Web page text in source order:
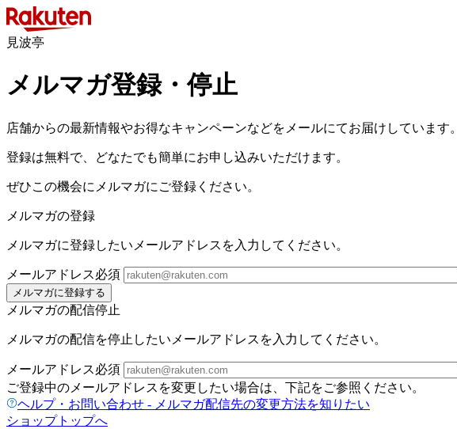
見波亭
メルマガ登録・停止
店舗からの最新情報やお得なキャンペーンなどをメールにてお届けしています。
登録は無料で、どなたでも簡単にお申し込みいただけます。
ぜひこの機会にメルマガにご登録ください。
メルマガの登録
メルマガに登録したいメールアドレスを入力してください。
メールアドレス必須
メルマガに登録する
メルマガの配信停止
メルマガの配信を停止したいメールアドレスを入力してください。
メールアドレス必須
ご登録中のメールアドレスを変更したい場合は、下記をご参照ください。
ヘルプ・お問い合わせ - メルマガ配信先の変更方法を知りたい
ショップトップへ